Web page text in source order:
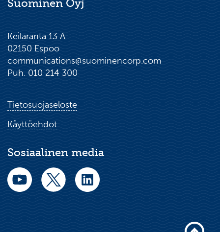
Suominen Oyj
Keilaranta 13 A
02150 Espoo
communications@suominencorp.com
Puh. 010 214 300
Tietosuojaseloste
Käyttöehdot
Sosiaalinen media